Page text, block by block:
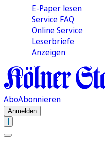
E-Paper lesen
Service FAQ
Online Service
Leserbriefe
Anzeigen
AboAbonnieren
Anmelden